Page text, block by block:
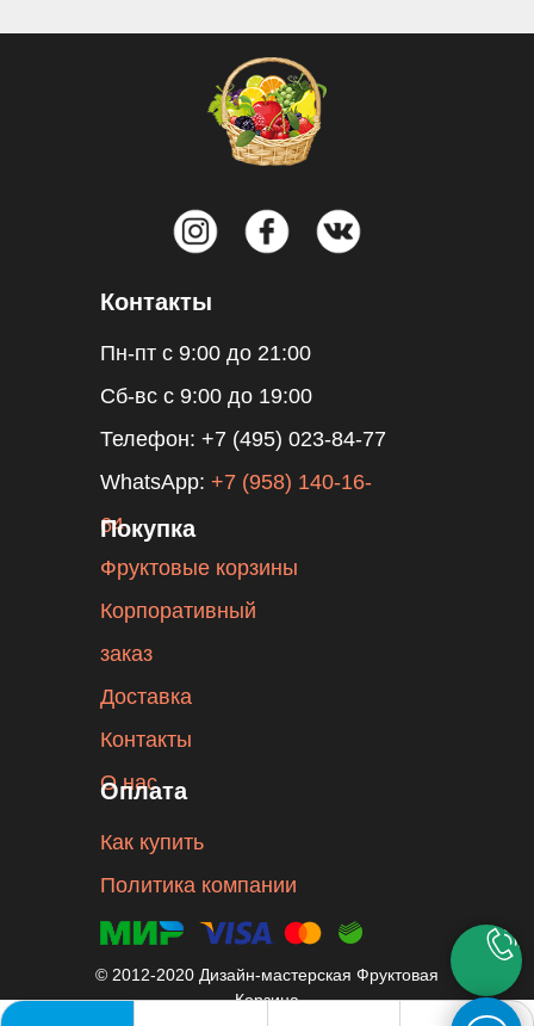
Пн-пт с 9:00 до 21:00
Сб-вс с 9:00 до 19:00
Телефон: +7 (495) 023-84-77
WhatsApp: +7 (958) 140-16-
64
Фруктовые корзины
Корпоративный
заказ
Доставка
Контакты
О нас
Как купить
Политика компании
Оплата
Покупка
Контакты
© 2012-2020 Дизайн-мастерская Фруктовая
Корзина